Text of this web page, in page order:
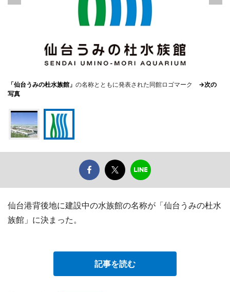
「仙台うみの杜水族館」 の名称とともに発表された同館ロゴマーク →次の
写真
仙台港背後地に建設中の水族館の名称が「仙台うみの杜水
族館」に決まった。
記事を読む